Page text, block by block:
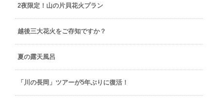
2夜限定！山の片貝花火プラン
越後三大花火をご存知ですか？
夏の露天風呂
「川の長岡」ツアーが5年ぶりに復活！